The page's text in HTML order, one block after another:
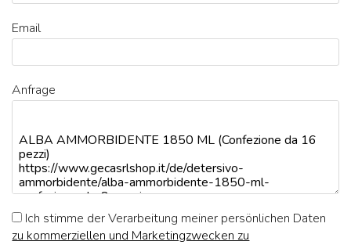
Email
Anfrage
Ich stimme der Verarbeitung meiner persönlichen Daten
zu kommerziellen und Marketingzwecken zu